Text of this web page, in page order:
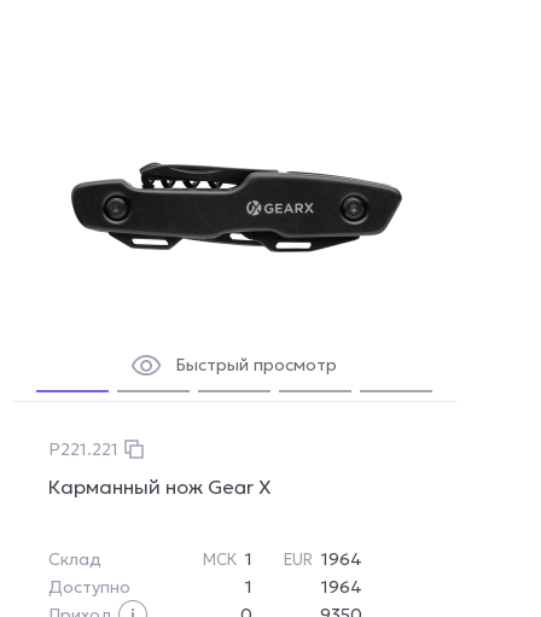
Быстрый просмотр
P221.221
Карманный нож Gear X
Склад МСК 1 EUR 1964
Доступно
1
1964